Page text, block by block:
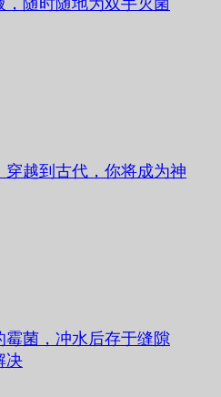
越到古代，你将成为神
霉菌，冲水后存于缝隙
决